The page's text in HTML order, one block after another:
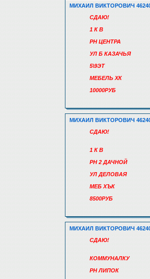
МИХАИЛ ВИКТОРОВИЧ
СДАЮ!
1 К В
РН ЦЕНТРА
УЛ Б КАЗАЧЬЯ
5\9ЭТ
МЕБЕЛЬ ХК
10000РУБ
МИХАИЛ ВИКТОРОВИЧ
СДАЮ!
1 К В
РН 2 ДАЧНОЙ
УЛ ДЕЛОВАЯ
МЕБ ХЪК
8500РУБ
МИХАИЛ ВИКТОРОВИЧ
СДАЮ!
КОММУНАЛКУ
РН ЛИПОК